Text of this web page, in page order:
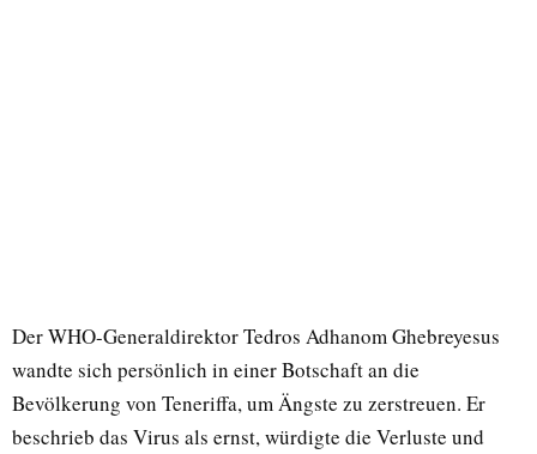
Der WHO-Generaldirektor Tedros Adhanom Ghebreyesus
wandte sich persönlich in einer Botschaft an die
Bevölkerung von Teneriffa, um Ängste zu zerstreuen. Er
beschrieb das Virus als ernst, würdigte die Verluste und